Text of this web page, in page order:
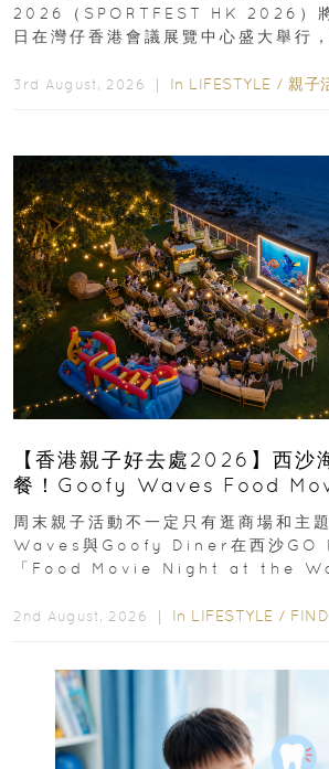
2026（SPORTFEST HK 2026）
日在灣仔香港會議展覽中心盛大舉行
3rd August, 2026 ｜ In LIFESTYLE / 親子
【香港親子好去處2026】西沙
餐！Goofy Waves Food
外影院逢週末登場
周末親子活動不一定只有逛商場和主
Waves與Goofy Diner在西沙GO
「Food Movie Night at the
2nd August, 2026 ｜ In LIFESTYLE /